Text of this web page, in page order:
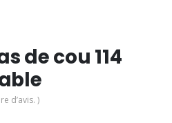
de cou 114
d’avis. )